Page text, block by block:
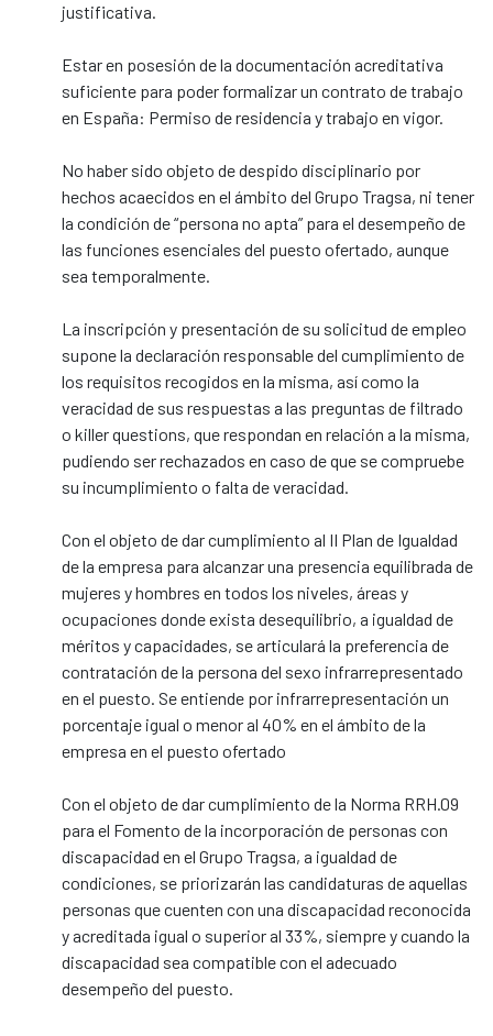
justificativa.
Estar en posesión de la documentación acreditativa
suficiente para poder formalizar un contrato de trabajo
en España: Permiso de residencia y trabajo en vigor.
No haber sido objeto de despido disciplinario por
hechos acaecidos en el ámbito del Grupo Tragsa, ni tener
la condición de “persona no apta” para el desempeño de
las funciones esenciales del puesto ofertado, aunque
sea temporalmente.
La inscripción y presentación de su solicitud de empleo
supone la declaración responsable del cumplimiento de
los requisitos recogidos en la misma, así como la
veracidad de sus respuestas a las preguntas de filtrado
o killer questions, que respondan en relación a la misma,
pudiendo ser rechazados en caso de que se compruebe
su incumplimiento o falta de veracidad.
Con el objeto de dar cumplimiento al II Plan de Igualdad
de la empresa para alcanzar una presencia equilibrada de
mujeres y hombres en todos los niveles, áreas y
ocupaciones donde exista desequilibrio, a igualdad de
méritos y capacidades, se articulará la preferencia de
contratación de la persona del sexo infrarrepresentado
en el puesto. Se entiende por infrarrepresentación un
porcentaje igual o menor al 40% en el ámbito de la
empresa en el puesto ofertado
Con el objeto de dar cumplimiento de la Norma RRH.09
para el Fomento de la incorporación de personas con
discapacidad en el Grupo Tragsa, a igualdad de
condiciones, se priorizarán las candidaturas de aquellas
personas que cuenten con una discapacidad reconocida
y acreditada igual o superior al 33%, siempre y cuando la
discapacidad sea compatible con el adecuado
desempeño del puesto.